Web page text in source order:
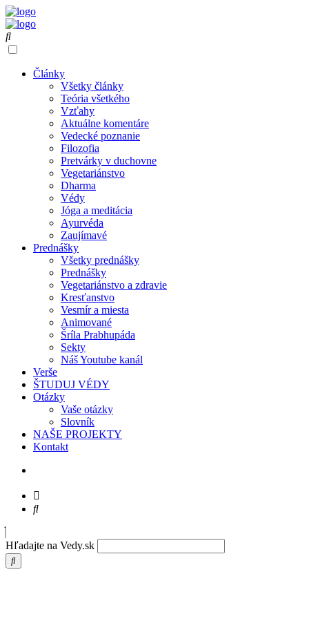
Články
Všetky články
Teória všetkého
Vzťahy
Aktuálne komentáre
Vedecké poznanie
Filozofia
Pretvárky v duchovne
Vegetariánstvo
Dharma
Védy
Jóga a meditácia
Ayurvéda
Zaujímavé
Prednášky
Všetky prednášky
Prednášky
Vegetariánstvo a zdravie
Kresťanstvo
Vesmír a miesta
Animované
Šríla Prabhupáda
Sekty
Náš Youtube kanál
Verše
ŠTUDUJ VÉDY
Otázky
Vaše otázky
Slovník
NAŠE PROJEKTY
Kontakt
Hľadajte na Vedy.sk